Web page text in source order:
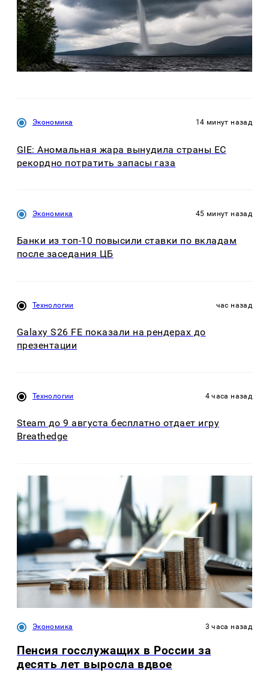
Экономика 14 минут назад
GIE: Аномальная жара вынудила страны ЕС
рекордно потратить запасы газа
Экономика 45 минут назад
Банки из топ-10 повысили ставки по вкладам
после заседания ЦБ
Технологии час назад
Galaxy S26 FE показали на рендерах до
презентации
Технологии 4 часа назад
Steam до 9 августа бесплатно отдает игру
Breathedge
Экономика 3 часа назад
Пенсия госслужащих в России за
десять лет выросла вдвое